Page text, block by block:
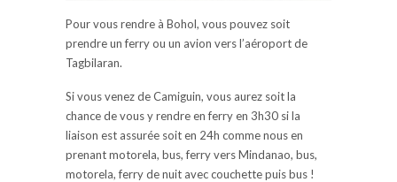
Pour vous rendre à Bohol, vous pouvez soit
prendre un ferry ou un avion vers l’aéroport de
Tagbilaran.
Si vous venez de Camiguin, vous aurez soit la
chance de vous y rendre en ferry en 3h30 si la
liaison est assurée soit en 24h comme nous en
prenant motorela, bus, ferry vers Mindanao, bus,
motorela, ferry de nuit avec couchette puis bus !